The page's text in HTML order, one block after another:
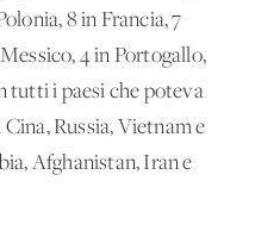
8 in Francia, 7
4 in Portogallo,
tutti i paesi che poteva
Russia, Vietnam e
Afghanistan, Iran e